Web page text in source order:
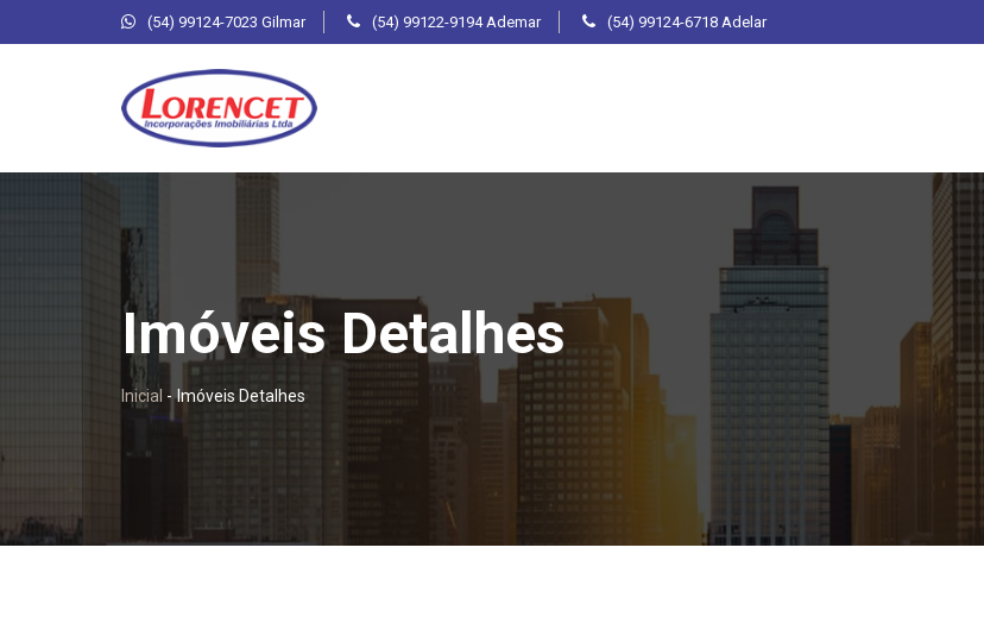
(54) 99124-7023 Gilmar (54) 99122-9194 Ademar (54) 99124-6718 Adelar
Imóveis Detalhes
Inicial - Imóveis Detalhes